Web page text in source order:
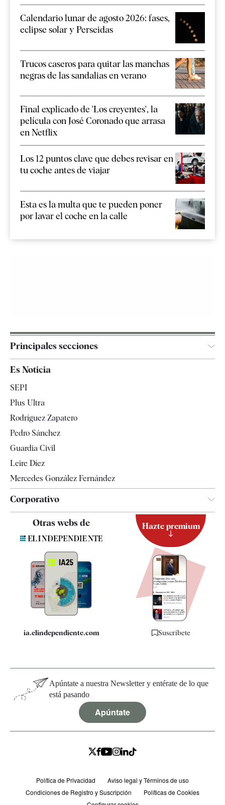
Calendario lunar de agosto 2026: fases,
eclipse solar y Perseidas
Trucos caseros para quitar las manchas
negras de las sandalias en verano
Final explicado de 'Los creyentes', la
película con José Coronado que arrasa
en Netflix
Los 12 puntos clave que debes revisar en
tu coche antes de viajar
Esta es la multa que te pueden poner
por lavar el coche en la calle
Principales secciones
España
Televisión
Es Noticia
SEPI
Plus Ultra
Rodríguez Zapatero
Pedro Sánchez
Guardia Civil
Leire Díez
Mercedes González Fernández
Corporativo
Contacto
Quiénes somos
Especificaciones
Otras webs de
ia.elindependiente.com
Hazte premium
Suscríbete
Apúntate a nuestra Newsletter y entérate de lo que
está pasando
Apúntate
Política de Privacidad
Aviso legal y Términos de uso
Condiciones de Registro y Suscripción
Políticas de Cookies